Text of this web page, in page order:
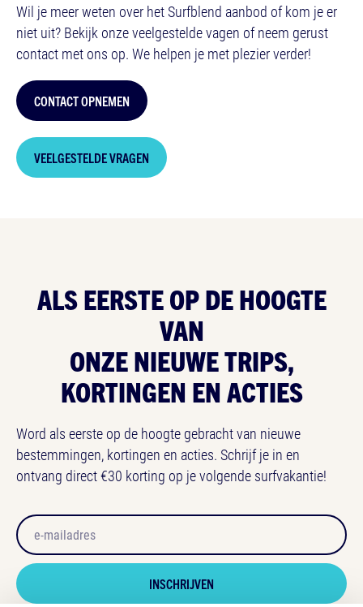
Wil je meer weten over het Surfblend aanbod of kom je er
niet uit? Bekijk onze veelgestelde vagen of neem gerust
contact met ons op. We helpen je met plezier verder!
CONTACT OPNEMEN
VEELGESTELDE VRAGEN
ALS EERSTE OPDE HOOGTE
VAN
ONZE NIEUWE TRIPS,
KORTINGEN EN ACTIES
Word als eerste op de hoogte gebracht van nieuwe
bestemmingen, kortingen en acties. Schrijf je in en
ontvang direct €30 korting op je volgende surfvakantie!
Email
Honeypot
INSCHRIJVEN